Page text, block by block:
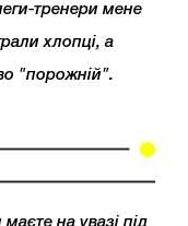
тренери мене
хлопці, а
"порожній".
на увазі під